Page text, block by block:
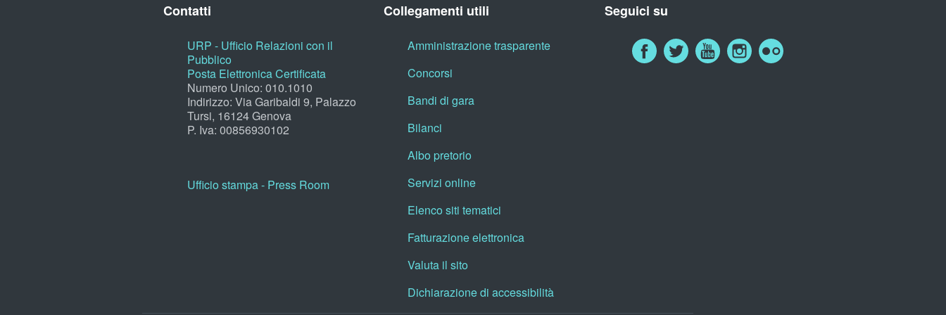
Contatti
URP - Ufficio Relazioni con il
Pubblico
Posta Elettronica Certificata
Numero Unico: 010.1010
Indirizzo: Via Garibaldi 9, Palazzo
Tursi, 16124 Genova
P. Iva: 00856930102
Ufficio stampa - Press Room
Collegamenti utili
Amministrazione trasparente
Concorsi
Bandi di gara
Bilanci
Albo pretorio
Servizi online
Elenco siti tematici
Fatturazione elettronica
Valuta il sito
Dichiarazione di accessibilità
Seguici su